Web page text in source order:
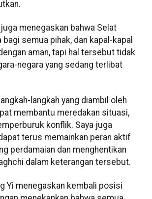
menegaskan bahwa Selat
semua pihak, dan kapal-kapal
aman, tapi hal tersebut tidak
negara yang sedang terlibat
langkah yang diambil oleh
membantu meredakan situasi,
konflik. Saya juga
terus memainkan peran aktif
perdamaian dan menghentikan
dalam keterangan tersebut.
Yi menegaskan kembali posisi